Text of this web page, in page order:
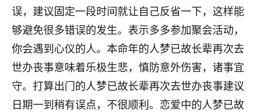
误，建议固定一段时间就让自己反省一下，这样能
够避免很多错误的发生。表示多多参加聚会活动，
你会遇到心仪的人。本命年的人梦已故长辈再次去
世办丧事意味着乐极生悲，慎防意外伤害，诸事宜
守。打算出门的人梦已故长辈再次去世办丧事建议
日期一到稍有误点，不很顺利。恋爱中的人梦已故